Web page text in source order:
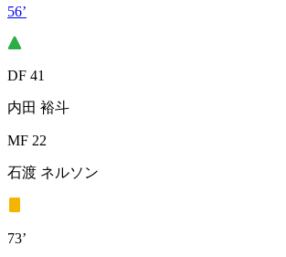
56’
DF 41
内田 裕斗
MF 22
石渡 ネルソン
73’